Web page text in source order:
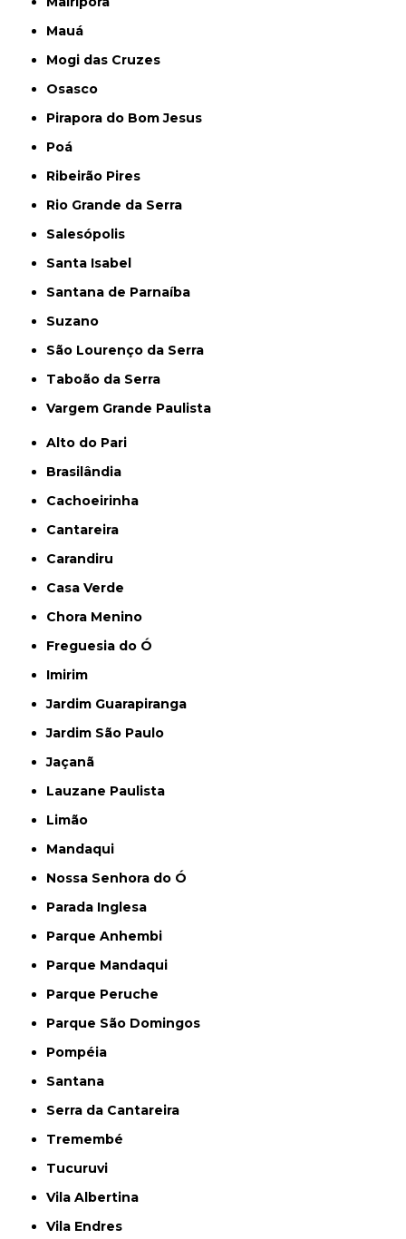
Mauá
Mogi das Cruzes
Osasco
Pirapora do Bom Jesus
Poá
Ribeirão Pires
Rio Grande da Serra
Salesópolis
Santa Isabel
Santana de Parnaíba
Suzano
São Lourenço da Serra
Taboão da Serra
Vargem Grande Paulista
Alto do Pari
Brasilândia
Cachoeirinha
Cantareira
Carandiru
Casa Verde
Chora Menino
Freguesia do Ó
Imirim
Jardim Guarapiranga
Jardim São Paulo
Jaçanã
Lauzane Paulista
Limão
Mandaqui
Nossa Senhora do Ó
Parada Inglesa
Parque Anhembi
Parque Mandaqui
Parque Peruche
Parque São Domingos
Pompéia
Santana
Serra da Cantareira
Tremembé
Tucuruvi
Vila Albertina
Vila Endres